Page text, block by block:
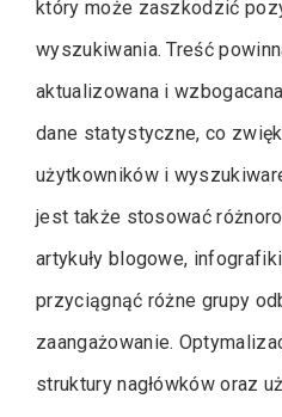
który może zaszkodzić
wyszukiwania. Treść
aktualizowana i
dane statystyczne, co
użytkowników i
jest także stosować
artykuły blogowe,
przyciągnąć różne grupy
zaangażowanie.
struktury nagłówków oraz